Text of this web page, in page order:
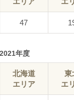
47
2021年度
北海道
エリア
東
エ